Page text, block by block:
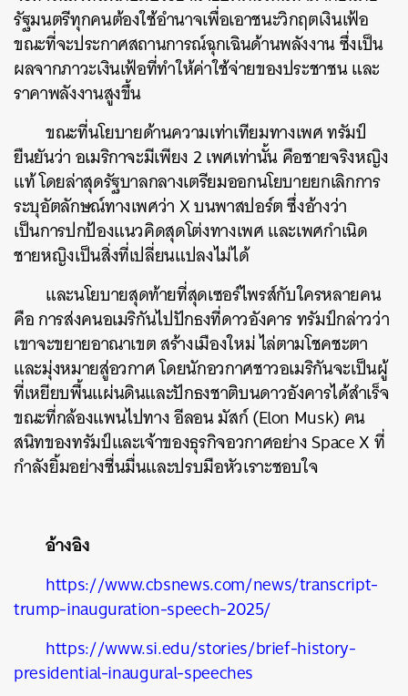
รัฐมนตรีทุกคนต้องใช้อำนาจเพื่อเอาชนะวิกฤตเงินเฟ้อ
ขณะที่จะประกาศสถานการณ์ฉุกเฉินด้านพลังงาน ซึ่งเป็น
ผลจากภาวะเงินเฟ้อที่ทำให้ค่าใช้จ่ายของประชาชน และ
ราคาพลังงานสูงขึ้น
ขณะที่นโยบายด้านความเท่าเทียมทางเพศ ทรัมป์
ยืนยันว่า อเมริกาจะมีเพียง 2 เพศเท่านั้น คือชายจริงหญิง
แท้ โดยล่าสุดรัฐบาลกลางเตรียมออกนโยบายยกเลิกการ
ระบุอัตลักษณ์ทางเพศว่า X บนพาสปอร์ต ซึ่งอ้างว่า
เป็นการปกป้องแนวคิดสุดโต่งทางเพศ และเพศกำเนิด
ชายหญิงเป็นสิ่งที่เปลี่ยนแปลงไม่ได้
และนโยบายสุดท้ายที่สุดเซอร์ไพรส์กับใครหลายคน
คือ การส่งคนอเมริกันไปปักธงที่ดาวอังคาร ทรัมป์กล่าวว่า
เขาจะขยายอาณาเขต สร้างเมืองใหม่ ไล่ตามโชคชะตา
และมุ่งหมายสู่อวกาศ โดยนักอวกาศชาวอเมริกันจะเป็นผู้
ที่เหยียบพื้นแผ่นดินและปักธงชาติบนดาวอังคารได้สำเร็จ
ขณะที่กล้องแพนไปทาง อีลอน มัสก์ (Elon Musk) คน
สนิทของทรัมป์และเจ้าของธุรกิจอวกาศอย่าง Space X ที่
กำลังยิ้มอย่างชื่นมื่นและปรบมือหัวเราะชอบใจ
อ้างอิง
https://www.cbsnews.com/news/transcript-
trump-inauguration-speech-2025/
https://www.si.edu/stories/brief-history-
presidential-inaugural-speeches